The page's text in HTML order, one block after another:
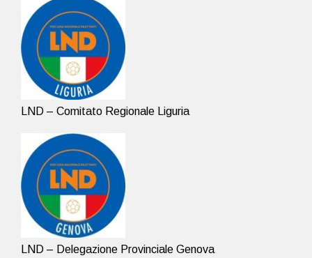
LND – Comitato Regionale Liguria
LND – Delegazione Provinciale Genova